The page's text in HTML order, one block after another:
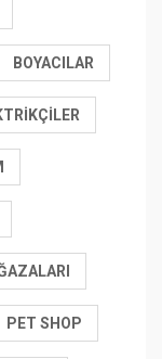
BOYACILAR
PET SHOP